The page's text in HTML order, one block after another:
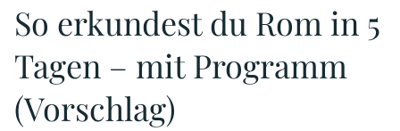
So erkundest du Rom in 5
Tagen – mit Programm
(Vorschlag)